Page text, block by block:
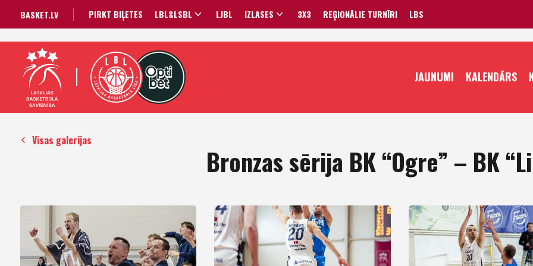
BASKET.LV PIRKT BIĻETES LBL&LSBL LJBL IZLASES
VĪRIEŠI
3X3 REĢIONĀLIE TURNĪRI LBS
JAUNUMI KALENDĀRS
Visas galerijas
Bronzas sērija BK “Ogre” – BK